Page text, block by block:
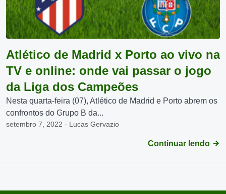
Atlético de Madrid x Porto ao vivo na
TV e online: onde vai passar o jogo
da Liga dos Campeões
Nesta quarta-feira (07), Atlético de Madrid e Porto abrem os
confrontos do Grupo B da...
setembro 7, 2022 - Lucas Gervazio
Continuar lendo